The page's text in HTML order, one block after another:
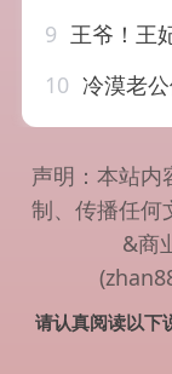
9 王爷！王
10 冷漠老公
声明：本站内
制、传播任何
&商
请认真阅读以下